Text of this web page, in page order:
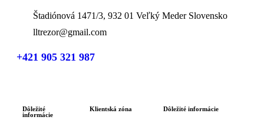
Štadiónová 1471/3, 932 01 Veľký Meder Slovensko
lltrezor@gmail.com
+421 905 321 987
Dôležité
informácie
Klientská zóna Dôležité informácie